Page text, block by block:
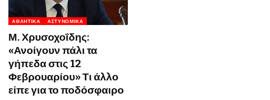
ΑΘΛΗΤΙΚΆ ΑΣΤΥΝΟΜΙΚΆ
Μ. Χρυσοχοΐδης:
«Ανοίγουν πάλι τα
γήπεδα στις 12
Φεβρουαρίου» Τι άλλο
είπε για το ποδόσφαιρο